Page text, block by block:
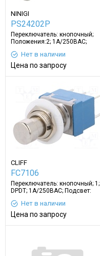
NINIGI
PS24202P
Переключатель: кнопочный;
Положения:2; 1A/250ВAC;
Нет в наличии
Цена по запросу
CLIFF
FC7106
Переключатель: кнопочный; 1;
DPDT; 1A/250ВAC; Подсвет:
Нет в наличии
Цена по запросу